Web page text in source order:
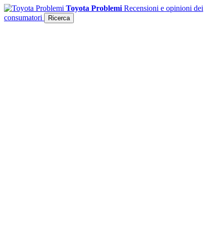
Toyota Problemi Recensioni e opinioni dei
consumatori
Ricerca